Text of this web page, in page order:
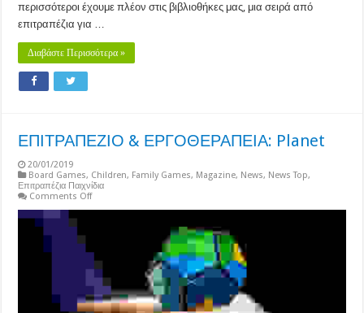
περισσότεροι έχουμε πλέον στις βιβλιοθήκες μας, μια σειρά από
επιτραπέζια για …
Διαβάστε Περισσότερα »
ΕΠΙΤΡΑΠΕΖΙΟ & ΕΡΓΟΘΕΡΑΠΕΙΑ: Planet
20/01/2019
Board Games, Children, Family Games, Magazine, News, News Top,
Επιτραπέζια Παιχνίδια
Comments Offon